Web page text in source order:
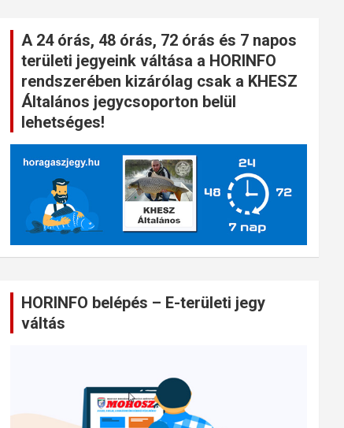
A 24 órás, 48 órás, 72 órás és 7 napos
területi jegyeink váltása a HORINFO
rendszerében kizárólag csak a KHESZ
Általános jegycsoporton belül
lehetséges!
HORINFO belépés – E-területi jegy
váltás